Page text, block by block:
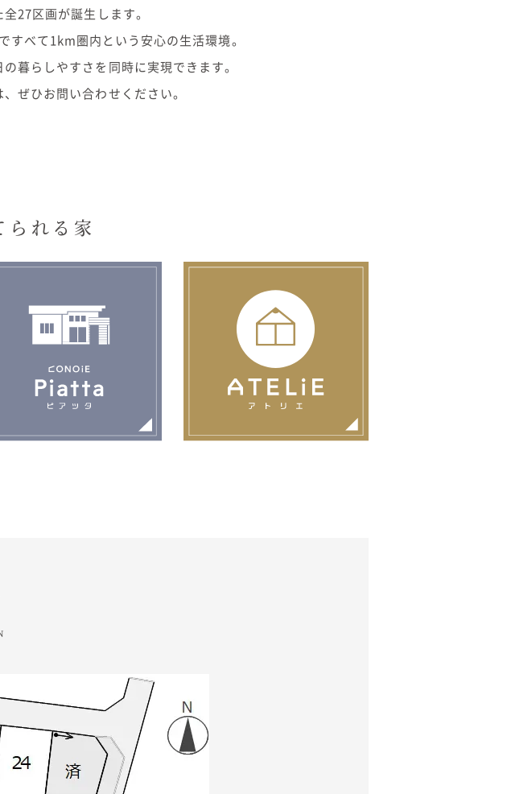
27区画が誕生します。
べて1km圏内という安心の生活環境。
暮らしやすさを同時に実現できます。
ぜひお問い合わせください。
られる家